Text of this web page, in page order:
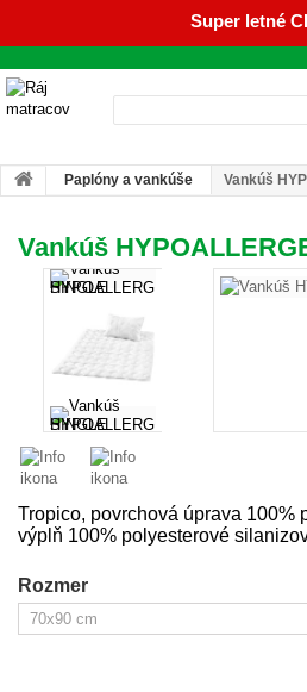
Super letné
Paplóny a vankúše Vankúš
Vankúš
Tropico, povrchová úprava 100%
výplň 100% polyesterové
Rozmer